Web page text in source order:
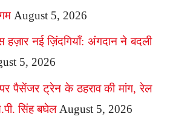
August 5, 2026
हज़ार नई ज़िंदगियाँ: अंगदान ने बदली
5, 2026
पैसेंजर ट्रेन के ठहराव की मांग, रेल
सिंह बघेल August 5, 2026